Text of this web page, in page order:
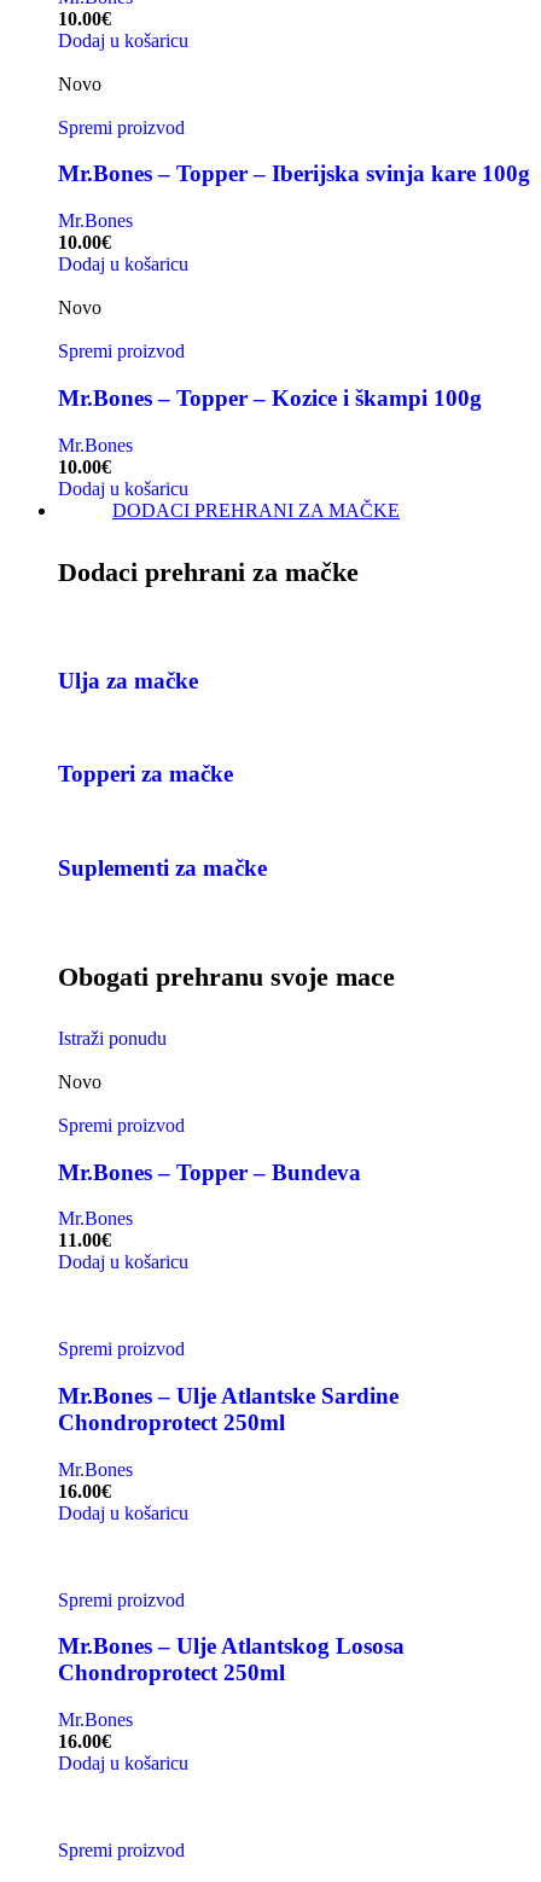
10.00€
Dodaj u košaricu
Novo
Spremi proizvod
Mr.Bones – Topper – Iberijska svinja kare 100g
Mr.Bones
10.00€
Dodaj u košaricu
Novo
Spremi proizvod
Mr.Bones – Topper – Kozice i škampi 100g
Mr.Bones
10.00€
Dodaj u košaricu
DODACI PREHRANI ZA MAČKE
Dodaci prehrani za mačke
Ulja za mačke
Topperi za mačke
Suplementi za mačke
Obogati prehranu svoje mace
Istraži ponudu
Novo
Spremi proizvod
Mr.Bones – Topper – Bundeva
Mr.Bones
11.00€
Dodaj u košaricu
Spremi proizvod
Mr.Bones – Ulje Atlantske Sardine
Chondroprotect 250ml
Mr.Bones
16.00€
Dodaj u košaricu
Spremi proizvod
Mr.Bones – Ulje Atlantskog Lososa
Chondroprotect 250ml
Mr.Bones
16.00€
Dodaj u košaricu
Spremi proizvod